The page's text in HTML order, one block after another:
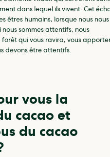
dans lequel ils vivent. Cet
êtres humains, lorsque nous nous
nous sommes attentifs, nous
qui vous ravira, vous
devons être attentifs.
vous la
cacao et
du cacao